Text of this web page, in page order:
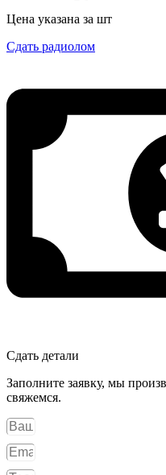
Цена указана за шт
Сдать радиолом
Сдать детали
Заполните заявку, мы
свяжемся.